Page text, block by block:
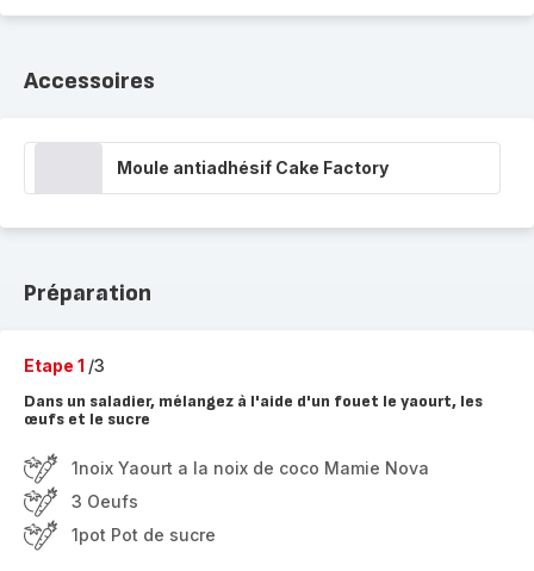
Accessoires
Moule antiadhésif Cake Factory
Préparation
Etape 1 /3
Dans un saladier, mélangez à l'aide d'un fouet le yaourt, les
œufs et le sucre
1noix Yaourt a la noix de coco Mamie Nova
3 Oeufs
1pot Pot de sucre